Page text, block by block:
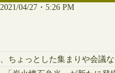
2021/04/27・5:26 PM
ちょっとした集まりや会議